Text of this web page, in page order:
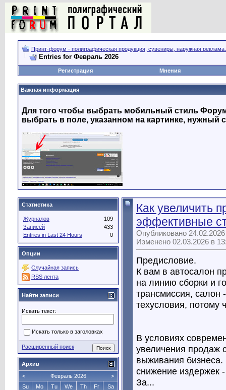
Принт-форум - полиграфическая продукция, сувениры, наружная реклама.
Entries for Февраль 2026
Регистрация Мнения
Важная информация
Для того чтобы выбрать мобильный стиль
выбрать в поле, указанном на картинке, нужный
Как увеличить
эффективные
Опубликовано
Изменено 02.03.2026 в
Предисловие.
К вам в автосалон
на линию сборки и
трансмиссия, салон
техусловия, потому
В условиях
увеличения продаж
выживания бизнеса.
снижение издержек
За...
Статистика
Журналов
109
Записей
433
Entries in Last 24 Hours
0
Опции
Случайная запись
RSS лента
Найти записи
Искать текст:
Искать только в заголовках
Расширенный поиск
Архив
<
>
Февраль 2026
Su
Mo Tu We Th Fr
Sa